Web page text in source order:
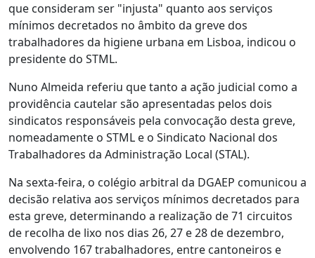
que consideram ser "injusta" quanto aos serviços
mínimos decretados no âmbito da greve dos
trabalhadores da higiene urbana em Lisboa, indicou o
presidente do STML.
Nuno Almeida referiu que tanto a ação judicial como a
providência cautelar são apresentadas pelos dois
sindicatos responsáveis pela convocação desta greve,
nomeadamente o STML e o Sindicato Nacional dos
Trabalhadores da Administração Local (STAL).
Na sexta-feira, o colégio arbitral da DGAEP comunicou a
decisão relativa aos serviços mínimos decretados para
esta greve, determinando a realização de 71 circuitos
de recolha de lixo nos dias 26, 27 e 28 de dezembro,
envolvendo 167 trabalhadores, entre cantoneiros e